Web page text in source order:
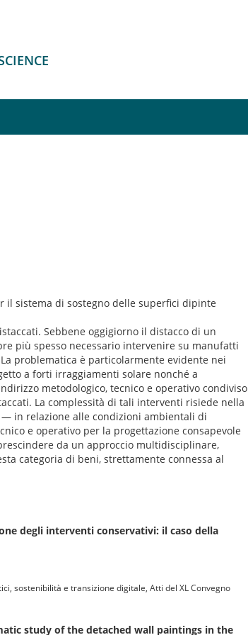
sistema di sostegno delle superfici dipinte
Sebbene oggigiorno il distacco di un
più spesso necessario intervenire su manufatti
problematica è particolarmente evidente nei
a forti irraggiamenti solare nonché a
metodologico, tecnico e operativo condiviso
La complessità di tali interventi risiede nella
in relazione alle condizioni ambientali di
e operativo per la progettazione consapevole
da un approccio multidisciplinare,
categoria di beni, strettamente connessa al
degli interventi conservativi: il caso della
sostenibilità e transizione digitale, Atti del XL Convegno
study of the detached wall paintings in the